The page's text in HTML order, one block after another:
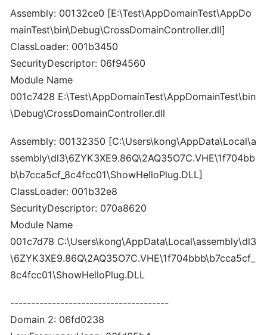
Assembly: 00132ce0 [E:\Test\AppDomainTest\AppDo
mainTest\bin\Debug\CrossDomainController.dll]
ClassLoader: 001b3450
SecurityDescriptor: 06f94560
Module Name
001c7428 E:\Test\AppDomainTest\AppDomainTest\bin
\Debug\CrossDomainController.dll
Assembly: 00132350 [C:\Users\kong\AppData\Local\a
ssembly\dl3\6ZYK3XE9.86Q\2AQ35O7C.VHE\1f704bb
b\b7cca5cf_8c4fcc01\ShowHelloPlug.DLL]
ClassLoader: 001b32e8
SecurityDescriptor: 070a8620
Module Name
001c7d78 C:\Users\kong\AppData\Local\assembly\dl3
\6ZYK3XE9.86Q\2AQ35O7C.VHE\1f704bbb\b7cca5cf_
8c4fcc01\ShowHelloPlug.DLL
--------------------------------------
Domain 2: 06fd0238